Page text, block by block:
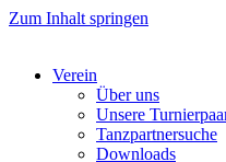
Zum Inhalt springen
Verein
Über uns
Unsere
Tanzpartnersuche
Downloads